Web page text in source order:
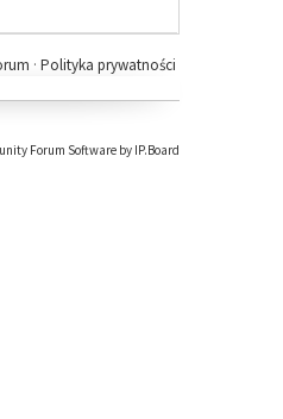
Polityka prywatności
·
Forum Software by IP.Board